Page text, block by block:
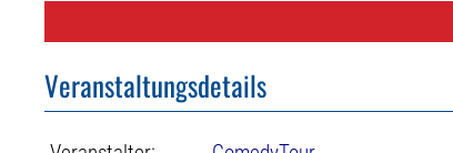
Veranstaltungsdetails